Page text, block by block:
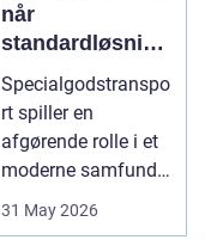
når
standardløsning
er ikke rækker
Specialgodstranspo
rt spiller en
afgørende rolle i et
moderne samfund,
bliver mere sp...
31 May 2026